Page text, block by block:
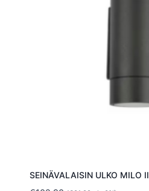
SEINÄVALAISIN ULKO MILO